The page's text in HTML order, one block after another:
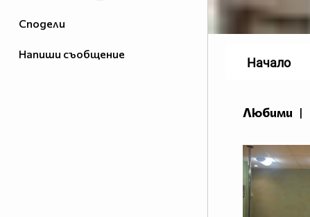
Сподели
Напиши съобщение
Любими |
Начало